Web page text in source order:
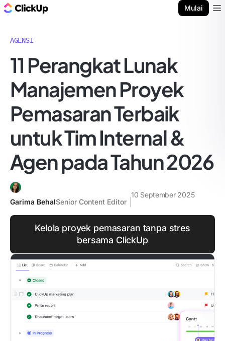
Mulai
AGENSI
11 Perangkat Lunak
Manajemen Proyek
Pemasaran Terbaik
untuk Tim Internal &
Agen pada Tahun 2026
Garima BehalSenior Content Editor
10 September 2025
Kelola proyek pemasaran tanpa stres
bersama ClickUp